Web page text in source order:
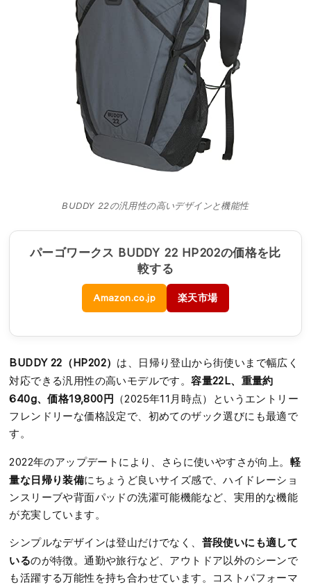
BUDDY 22の汎用性の高いデザインと機能性
パーゴワークス BUDDY 22 HP202の価格を比
較する
Amazon.co.jp 楽天市場
BUDDY 22（HP202） は、日帰り登山から街使いまで幅広く
対応できる汎用性の高いモデルです。容量22L、重量約
640g、価格19,800円
（2025年11月時点）というエントリー
フレンドリーな価格設定で、初めてのザック選びにも最適で
す。
2022年のアップデートにより、さらに使いやすさが向上。 軽
量な日帰り装備にちょうど良いサイズ感で、ハイドレーショ
ンスリーブや背面パッドの洗濯可能機能など、実用的な機能
が充実しています。
シンプルなデザインは登山だけでなく、 普段使いにも適して
いるのが特徴。通勤や旅行など、アウトドア以外のシーンで
も活躍する万能性を持ち合わせています。コストパフォーマ